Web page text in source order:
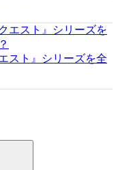
スト』シリーズを全